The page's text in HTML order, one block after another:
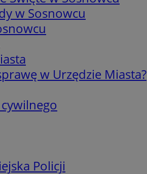
w Sosnowcu
w Urzędzie Miasta?
Policji